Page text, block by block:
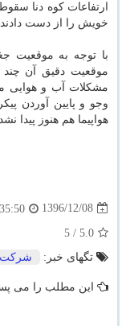
خویش را از دست
با توجه به موقعیت
موقعیت دقیق آن چند
مشكلات آب و هوایی
وجو و پایین آوردن
هواپیما هم هنوز پیدا
1396/12/08
5.0
/ 5
تگهای خبر:
شركت
این مطلب را می